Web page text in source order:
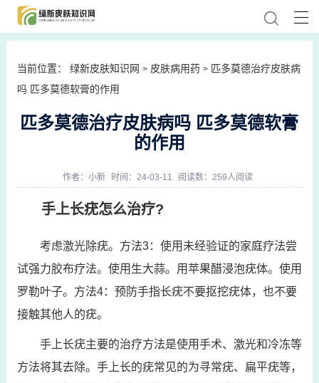
当前位置： 绿新皮肤知识网 > 皮肤病用药 > 匹多莫德治疗皮肤病
吗 匹多莫德软膏的作用
匹多莫德治疗皮肤病吗 匹多莫德软膏
的作用
作者： 小新 时间：24-03-11 阅读数：259人阅读
手上长疣怎么治疗?
考虑激光除疣。方法3：使用未经验证的家庭疗法尝
试强力胶布疗法。使用生大蒜。用苹果醋浸泡疣体。使用
罗勒叶子。方法4：预防手指长疣不要抠挖疣体，也不要
接触其他人的疣。
手上长疣主要的治疗方法是使用手术、激光和冷冻等
方法将其去除。手上长的疣常见的为寻常疣、扁平疣等，